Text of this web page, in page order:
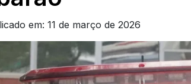
em: 11 de março de 2026